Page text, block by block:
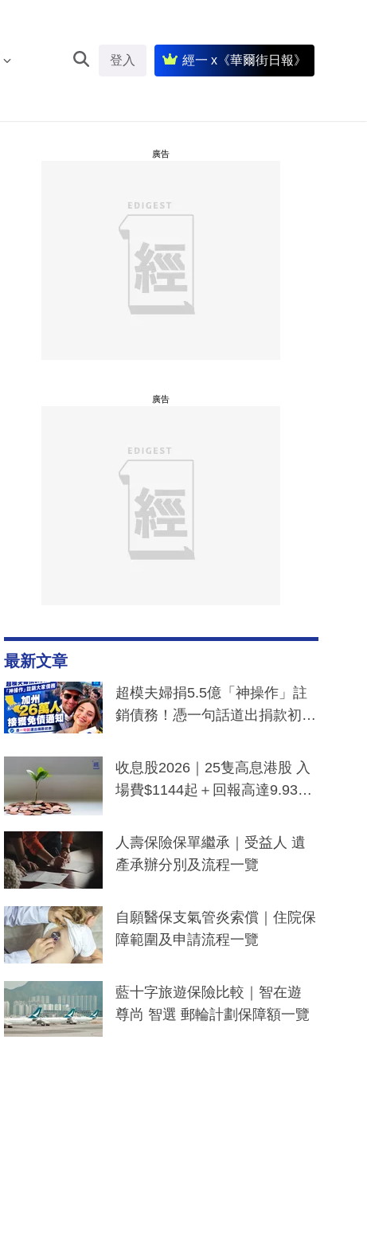
登入 經一 x《華爾街日報》
廣告
廣告
最新文章
超模夫婦捐5.5億「神操作」註
銷債務！憑一句話道出捐款初
一度被誤當詐騙手段
收息股2026｜25隻高息港股 入
場費$1144起＋回報高達9.93
人壽保險保單繼承｜受益人 遺
產承辦分別及流程一覽
自願醫保支氣管炎索償｜住院保
障範圍及申請流程一覽
藍十字旅遊保險比較｜智在遊
尊尚 智選 郵輪計劃保障額一覽